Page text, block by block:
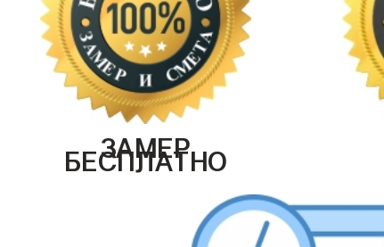
ЗАМЕР
БЕСПЛАТНО